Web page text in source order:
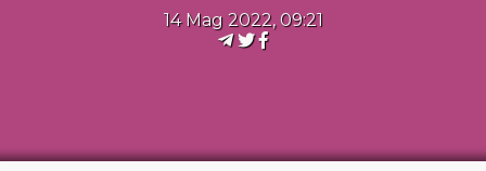
14 Mag 2022, 09:21